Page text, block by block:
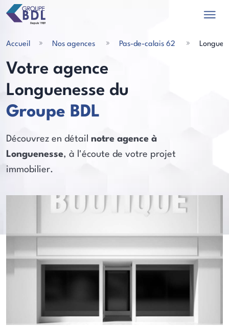
actualités
Accueil Nos agences Pas-de-calais 62
Votre agence
Longuenesse du
Groupe BDL
Découvrez en détail notre agence à
Longuenesse, à l'écoute de votre projet
immobilier.